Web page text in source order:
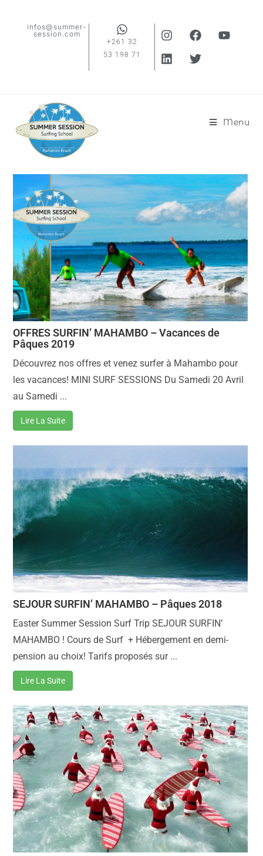
infos@summer-
session.com
+261 32
53 198 71
Menu
OFFRES SURFIN’ MAHAMBO – Vacances de
Pâques 2019
Découvrez nos offres et venez surfer à Mahambo pour
les vacances! MINI SURF SESSIONS Du Samedi 20 Avril
au Samedi ...
Lire La Suite
SEJOUR SURFIN’ MAHAMBO – Pâques 2018
Easter Summer Session Surf Trip SEJOUR SURFIN’
MAHAMBO ! Cours de Surf + Hébergement en demi-
pension au choix! Tarifs proposés sur ...
Lire La Suite